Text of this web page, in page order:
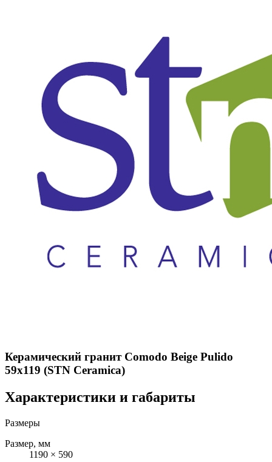
Керамический гранит Comodo Beige Pulido
59x119 (STN Ceramica)
Характеристики и габариты
Размеры
Размер, мм
1190 × 590